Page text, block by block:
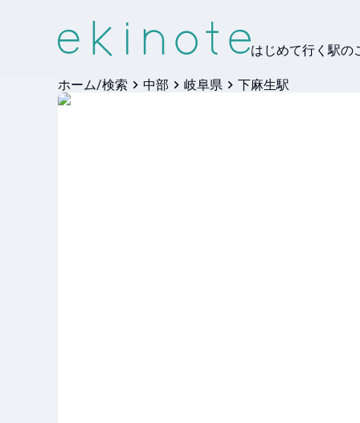
はじめて行く駅の
ホーム/検索 中部 岐阜県 下麻生駅